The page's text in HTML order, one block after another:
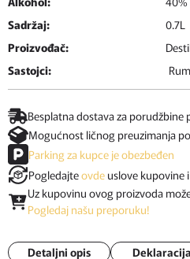
Sadržaj:
0.7L
Proizvođač:
Sastojci:
Rum
Besplatna dostava za porudžbine
Mogućnost ličnog preuzimanja
Parking za kupce je obezbeđen
Pogledajteovde uslove kupovine
Uz kupovinu ovog proizvoda
Pogledaj našu preporuku!
Detaljni opis Deklaracija